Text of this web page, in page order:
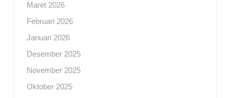
Maret 2026
Februari 2026
Januari 2026
Desember 2025
November 2025
Oktober 2025